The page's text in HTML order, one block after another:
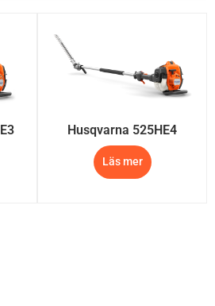
Husqvarna 525HE4
Läs mer